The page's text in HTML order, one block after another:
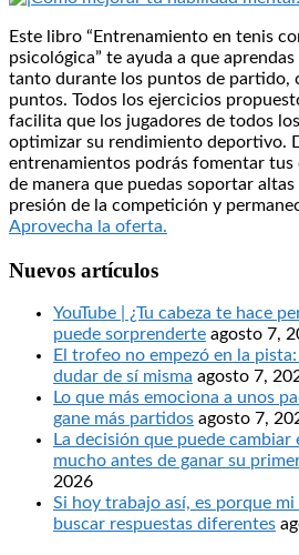
Este libro “Entrenamiento en tenis
psicológica” te ayuda a que
tanto durante los puntos de partido,
puntos. Todos los ejercicios
facilita que los jugadores de todos
optimizar su rendimiento deportivo.
entrenamientos podrás fomentar tus
de manera que puedas soportar altas
presión de la competición y
Aprovecha la oferta.
Nuevos artículos
YouTube | ¿Tu cabeza te hace
puede sorprenderte agosto 7,
El trofeo no empezó en la
dudar de sí misma agosto 7,
Lo que más emociona a unos
gane más partidos agosto 7,
La decisión que puede
mucho antes de ganar su
2026
Si hoy trabajo así, es porque
buscar respuestas diferentes